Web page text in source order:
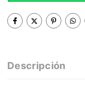
Descripción